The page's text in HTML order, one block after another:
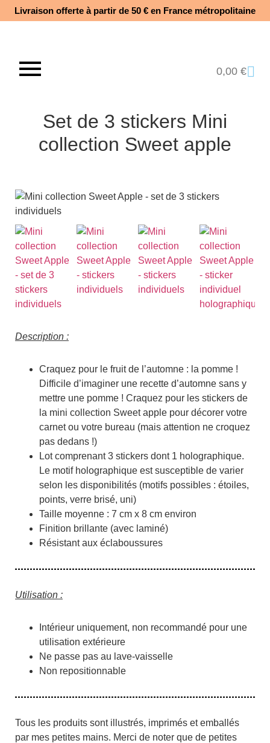
Livraison offerte à partir de 50 € en France métropolitaine​
0,00€
Set de 3 stickers Mini
collection Sweet apple
Description :
Craquez pour le fruit de l’automne : la pomme !
Difficile d’imaginer une recette d’automne sans y
mettre une pomme ! Craquez pour les stickers de
la mini collection Sweet apple pour décorer votre
carnet ou votre bureau (mais attention ne croquez
pas dedans !)
Lot comprenant 3 stickers dont 1 holographique.
Le motif holographique est susceptible de varier
selon les disponibilités (motifs possibles : étoiles,
points, verre brisé, uni)
Taille moyenne : 7 cm x 8 cm environ
Finition brillante (avec laminé)
Résistant aux éclaboussures
Utilisation :
Intérieur uniquement, non recommandé pour une
utilisation extérieure
Ne passe pas au lave-vaisselle
Non repositionnable
Tous les produits sont illustrés, imprimés et emballés
par mes petites mains. Merci de noter que de petites